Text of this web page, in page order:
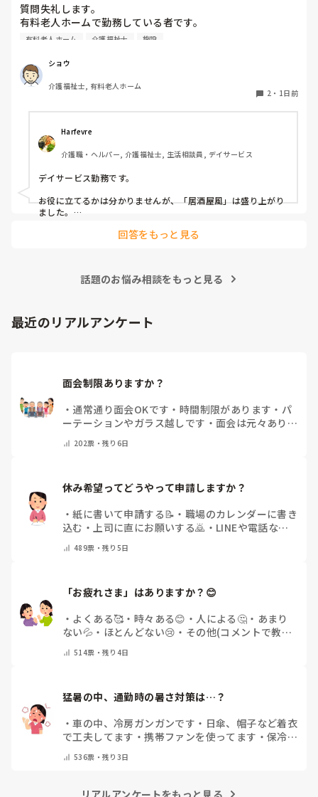
質問失礼します。
有料老人ホームで勤務している者です。
のくらいの頻度で行っているのか参考にさせていただきたく
質問いたしました。
うちの施設では現在、以下のような取り組みを行っていま
毎月：「カフェ」と称して少し豪華なおやつとコーヒー・緑
茶等の提供、カレンダー作り
隔月： ランチのテイクアウトイベント
その他： 季節ごとの定期的な行事(運動会や七夕など)
きたなと感じており、新しく喜ばれるようなアイデアを探し
イベントをしている」「年〇回、こんな大型行事がある」
と嬉しいです。
有料老人ホーム 介護福祉士 施設
ショウ
介護福祉士, 有料老人ホーム
2 ・ 1日前
Harfevre
介護職・ヘルパー, 介護福祉士, 生活相談員, デイサービス
デイサービス勤務です。
お役に立てるかは分かりませんが、「居酒屋風」は盛り上がり
ました。
回答をもっと見る
話題のお悩み相談をもっと見る
最近のリアルアンケート
面会制限ありますか？
・ 通常通り面会OKです ・ 時間制限があります ・ パ
ーテーションやガラス越しです ・ 面会は元々ありま
202票・残り6日
休み希望ってどうやって申請しますか？
・紙に書いて申請する📝 ・ 職場のカレンダーに書き
込む ・ 上司に直にお願いする🙇 ・ LINEや電話など
489票・残り5日
「お疲れさま」はありますか？😊
・ よくある🥰 ・ 時々ある😊 ・ 人による🤔 ・ あまり
ない💦 ・ ほとんどない😢 ・ その他(コメントで教え
514票・残り4日
猛暑の中、通勤時の暑さ対策は…？
・車の中、冷房ガンガンです ・ 日傘、帽子など着衣
で工夫してます ・携帯ファンを使ってます ・ 保冷剤
ん ・その他（コメントで教えて下さい）
536票・残り3日
リアルアンケートをもっと見る